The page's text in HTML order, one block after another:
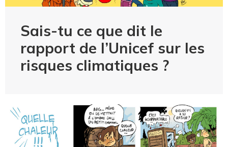
Sais-tu ce que dit le
rapport de l’Unicef sur les
risques climatiques ?